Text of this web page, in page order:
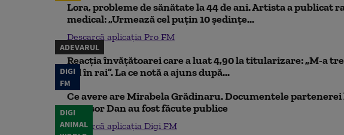
Lora, probleme de sănătate la 44 de ani. Artista a publicat
medical: „Urmează cel puțin 10 ședințe...
Descarcă aplicația Pro FM
ADEVARUL
Reacția învățătoarei care a luat 4,90 la titularizare: „M-a
iad în rai”. La ce notă a ajuns după...
DIGI
FM
Ce avere are Mirabela Grădinaru. Documentele
Nicușor Dan au fost făcute publice
Descarcă aplicația Digi FM
DIGI
ANIMAL